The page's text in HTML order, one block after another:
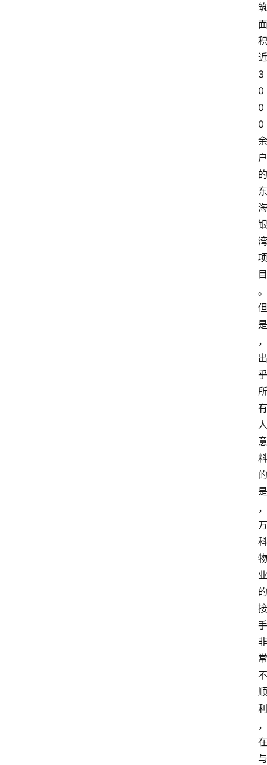
筑
面
积
近
3
0
0
0
余
户
的
东
海
银
湾
项
目
。
但
是
，
出
乎
所
有
人
意
料
的
是
，
万
科
物
业
的
接
手
非
常
不
顺
利
，
在
与